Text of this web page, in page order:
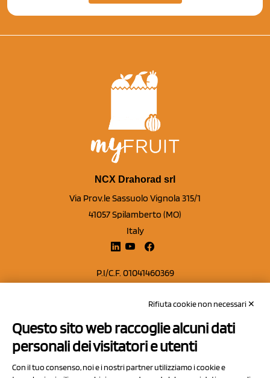
NCX Drahorad srl
Via Prov.le Sassuolo Vignola 315/1
41057 Spilamberto (MO)
Italy
P.I/C.F. 01041460369
Capitale sociale Euro 50.000,00 i.v.
Contatti
Privacy Policy
Rifiuta cookie non necessari ✕
Questo sito web raccoglie alcuni dati
personali dei visitatori e utenti
Con il tuo consenso, noi e i nostri partner utilizziamo i cookie e